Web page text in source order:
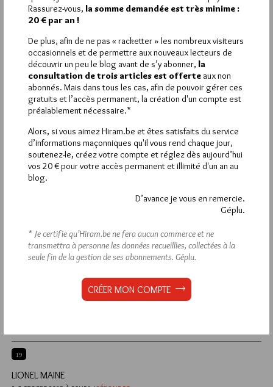
Bonjour,
« Evola n’aimait pas les Juifs » certainement pas il critiquait
ceux qui sortaient et quittaient leur forme traditionnelle et la
remplaçait par une idéologie profane, car la nature a horreur du
vide,
comme écrivait Guénon a ce propos, quand les hommes
quittent leur forme traditionnelle et embrace le profane comme
unique raison d’être, il ne reste plus que leurs mauvais aspects
parfaitement vrai et logique ;
car toutes ces tendances qui poussent vers l’extérieure
chacun d’entre nous les a ; et que chacun a des penchants
plus ou moins forts a ce détourner ou non suivant ses qualités
Evola critiquait le sionisme comme étant une catastrophe, en
effet encourager les hommes vers l’athéisme et ces tendances
dualistes, c’est aller inexorablement à la catastrophe car cela
remet en cause le pourquoi de l’homme ici bas ; d’ailleurs
Donc voyez-vous nous sommes loin des considérations
enfantines de quelques racistes et de cette simplification
19
LIONEL MAINE
Rassurez-vous, la somme demandée est très minime :
20 € par an !
De plus, afin de ne pas « racketter » les nombreux visiteurs
occasionnels et de permettre aux nouveaux lecteurs de
découvrir un peu le blog avant de s’y abonner, la
consultation de trois articles est offerte aux non
abonnés. Mais dans tous les cas, afin de pouvoir gérer ces
gratuits et l’accès permanent, la création d'un compte est
préalablement nécessaire.*
Alors, si vous aimez Hiram.be et êtes satisfaits du service
d’informations maçonniques qu'il vous rend chaque jour,
soutenez-le, créez votre compte et réglez dès aujourd’hui
vos 20 € pour votre accès permanent et illimité d'un an au
blog.
D’avance je vous en remercie.
Géplu.
* Je certifie qu’Hiram.be ne fera aucun commerce et ne
transmettra à personne les données recueillies, collectées à la
seule fin de la gestion de ses abonnements. Géplu.
CRÉER MON COMPTE